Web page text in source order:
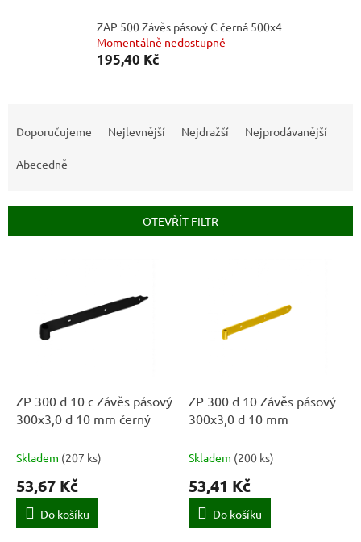
ZAP 500 Závěs pásový C černá 500x4
Momentálně nedostupné
195,40 Kč
r
Doporučujeme Nejlevnější Nejdražší Nejprodávanější
Abecedně
OTEVŘÍT FILTR
dZP 300 d 10 c Závěs pásový
300x3,0 d 10 mm černý
Skladem (207 ks)
53,67 Kč
Do košíku
ZP 300 d 10 Závěs pásový
300x3,0 d 10 mm
Skladem (200 ks)
53,41 Kč
Do košíku